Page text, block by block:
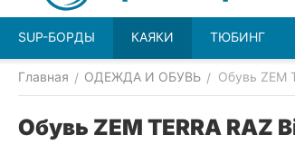
SUP-БОРДЫ КАЯКИ ТЮБИНГ
Главная / ОДЕЖДА И ОБУВЬ / Обувь ZEM
Обувь ZEM TERRA RAZ